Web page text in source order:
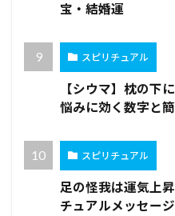
宝・結婚運
スピリチュアル
【シウマ】枕の下
悩みに効く数字と
スピリチュアル
足の怪我は運気上
チュアルメッセー